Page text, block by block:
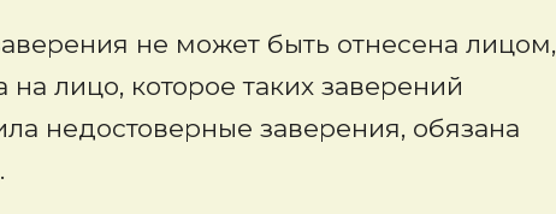
не может быть отнесена лицом,
лицо, которое таких заверений
недостоверные заверения, обязана